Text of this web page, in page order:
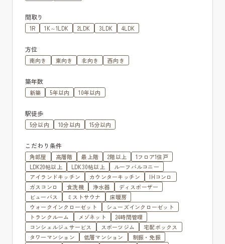
間取り
1R 1K～1LDK 2LDK 3LDK 4LDK
方位
南向き 東向き 北向き 西向き
築年数
新築 5年以内 10年以内
駅徒歩
5分以内 10分以内 15分以内
こだわり条件
角部屋 高層階 最上階 2階以上
1フロア1住戸
LDK20帖以上
LDK30帖以上
ルーフバルコニー
アイランドキッチン
カウンターキッチン
IHコンロ
ガスコンロ
食洗機 浄水器
ディスポーザー
ビューバス
ミストサウナ
床暖房
ウォークインクローゼット
シューズインクローゼット
トランクルーム
メゾネット
24時間管理
コンシェルジュサービス
スポーツジム
宅配ボックス
タワーマンション
低層マンション
制振・免振